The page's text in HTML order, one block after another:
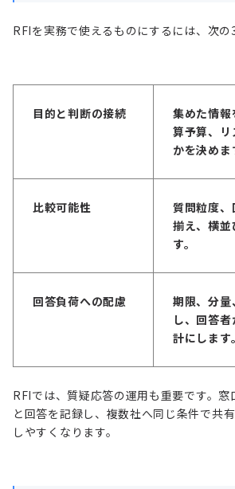
RFIを実務で使えるものにするには、次の
目的と判断の接続
集めた情
算予算、
かを決めま
比較可能性
質問粒度
揃え、横
す。
回答負荷への配慮
期限、分
し、回答
計にします。
RFIでは、質疑応答の運用も重要です。
と回答を記録し、複数社へ同じ条件で共
しやすくなります。